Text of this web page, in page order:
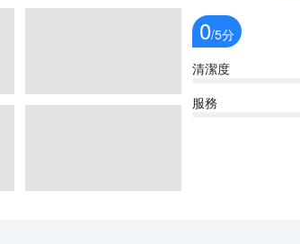
0/5分
清潔度
服務